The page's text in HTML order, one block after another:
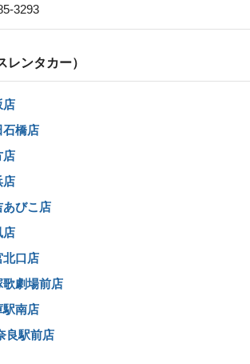
3293
レンタカー）
店
石橋店
店
店
あびこ店
店
北口店
劇場前店
駅南店
良駅前店